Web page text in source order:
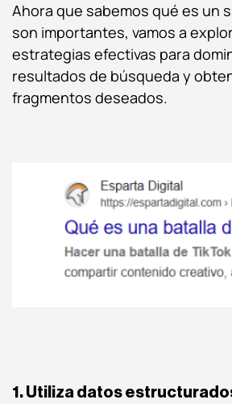
Ahora que sabemos qué es un
son importantes, vamos a
estrategias efectivas para
resultados de búsqueda y
fragmentos deseados.
1. Utiliza datos